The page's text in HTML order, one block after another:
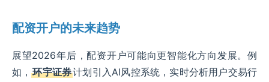
配资开户的未来趋势
展望2026年后，配资开户可能向更智能化方向发展。例
如，环宇证券计划引入AI风控系统，实时分析用户交易行